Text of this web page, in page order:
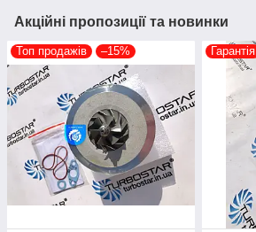
Акційні пропозиції та новинки
Топ продажів –15% Гарантія